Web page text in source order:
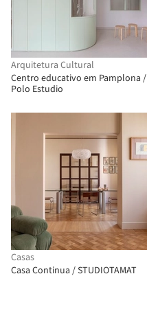
Arquitetura Cultural
Centro educativo em Pamplona /
Polo Estudio
Casas
Casa Continua / STUDIOTAMAT